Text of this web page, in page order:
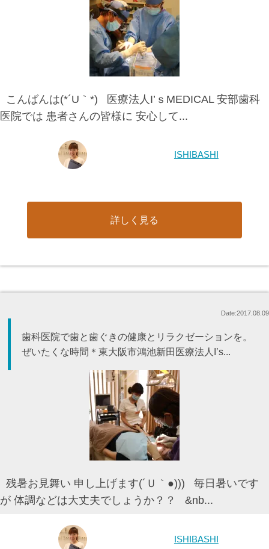
こんばんは(*´U｀*) 医療法人I’ｓMEDICAL 安部歯科
医院では 患者さんの皆様に 安心して...
ISHIBASHI
詳しく見る
Date:2017.08.09
歯科医院で歯と歯ぐきの健康とリラクゼーションを。
ぜいたくな時間＊東大阪市鴻池新田医療法人I’s...
残暑お見舞い 申し上げます(´Ｕ｀●))) 毎日暑いです
が 体調などは大丈夫でしょうか？？ &nb...
ISHIBASHI